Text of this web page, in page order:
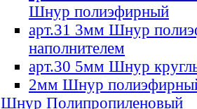
Шнур полиэфирный
арт.31 3мм Шнур
наполнителем
арт.30 5мм Шнур
2мм Шнур
Шнур Полипропиленовый